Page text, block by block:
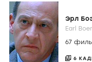
Эрл
Earl
67
6